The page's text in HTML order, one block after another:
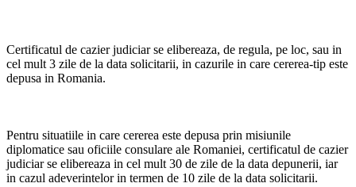
Certificatul de cazier judiciar se elibereaza, de regula, pe loc, sau in
cel mult 3 zile de la data solicitarii, in cazurile in care cererea-tip este
depusa in Romania.
Pentru situatiile in care cererea este depusa prin misiunile
diplomatice sau oficiile consulare ale Romaniei, certificatul de cazier
judiciar se elibereaza in cel mult 30 de zile de la data depunerii, iar
in cazul adeverintelor in termen de 10 zile de la data solicitarii.